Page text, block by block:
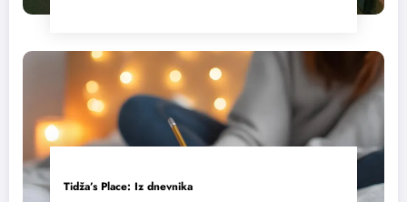
Tidža’s Place: Iz dnevnika